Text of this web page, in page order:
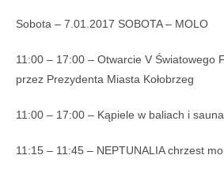
Sobota – 7.01.2017 SOBOTA – MOLO
11:00 – 17:00 – Otwarcie V Światowego
przez Prezydenta Miasta Kołobrzeg
11:00 – 17:00 – Kąpiele w baliach i sauna
11:15 – 11:45 – NEPTUNALIA chrzest